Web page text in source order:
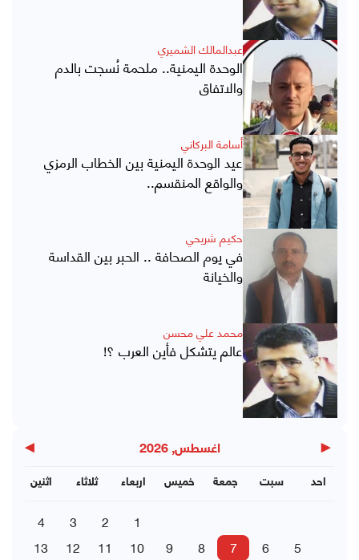
عبدالمالك الشميري
الوحدة اليمنية.. ملحمة نُسجت بالدم
والاتفاق
أسامة البركاني
عيد الوحدة اليمنية بين الخطاب الرمزي
والواقع المنقسم..
حكيم شريحي
في يوم الصحافة .. الحبر بين القداسة
والخيانة
محمد علي محسن
عالم يتشكل فأين العرب ؟!
◀ اغسطس, 2026 ▶
اثنين ثلاثاء اربعاء خميس جمعة سبت احد
1
2
3
4
5
6
7
8
9
10
11
12
13